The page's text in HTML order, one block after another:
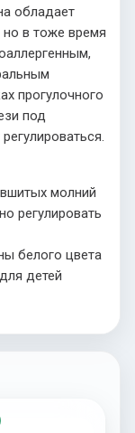
обладает
в тоже время
прогулочного
под
молний
регулировать
белого цвета
детей